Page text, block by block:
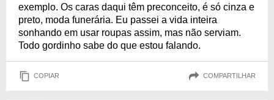
exemplo. Os caras daqui têm preconceito, é só cinza e
preto, moda funerária. Eu passei a vida inteira
sonhando em usar roupas assim, mas não serviam.
Todo gordinho sabe do que estou falando.
COPIAR COMPARTILHAR